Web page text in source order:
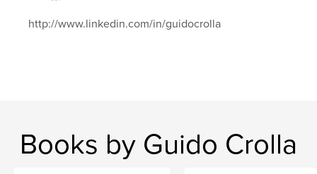
cm
http://www.linkedin.com/in/guidocrolla
Books by Guido Crolla